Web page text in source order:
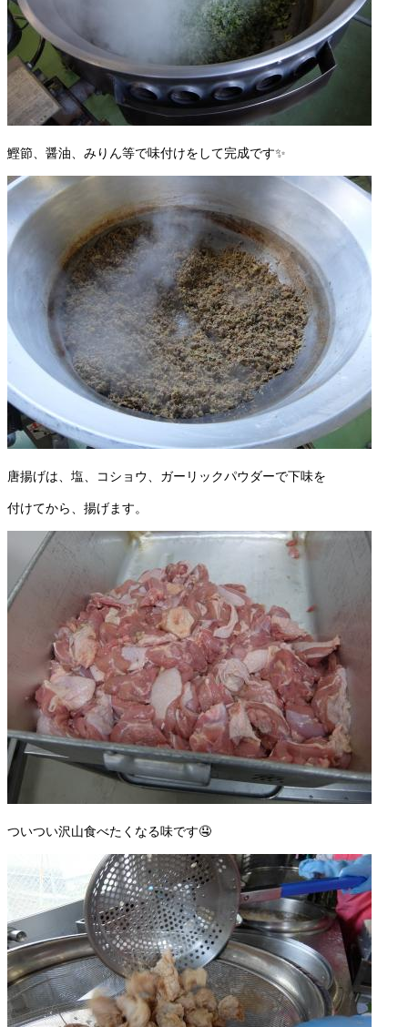
鰹節、醤油、みりん等で味付けをして完成です✨
唐揚げは、塩、コショウ、ガーリックパウダーで下味を
付けてから、揚げます。
ついつい沢山食べたくなる味です🤤